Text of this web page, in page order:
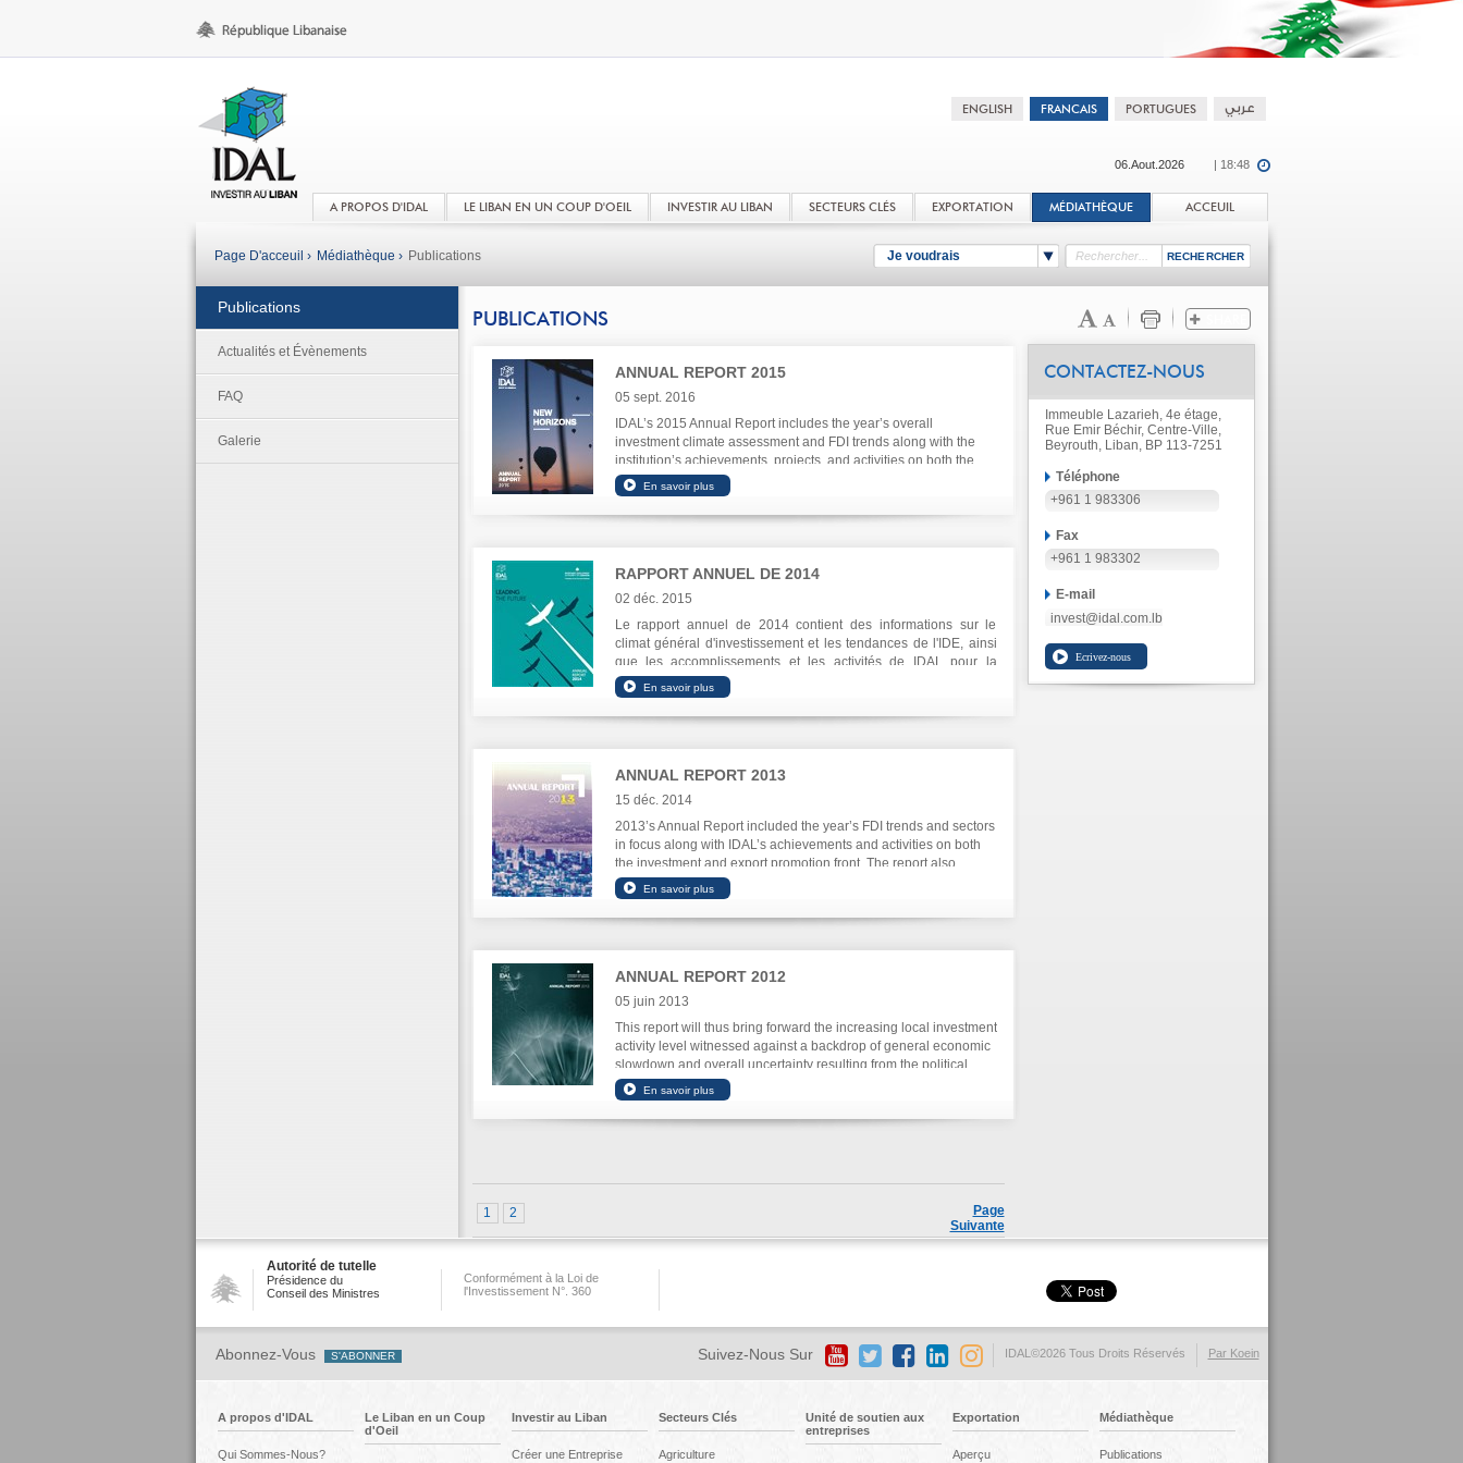
06.Aout.2026 | 18:48
A PROPOS D'IDAL LE LIBAN EN UN COUP D'OEIL INVESTIR AU LIBAN SECTEURS CLÉS EXPORTATION MÉDIATHÈQUE ACCEUIL
Je voudrais
Page D'acceuil › Médiathèque › Publications
Publications
Actualités et Évènements
FAQ
Galerie
PUBLICATIONS
ANNUAL REPORT 2015
05 sept. 2016
IDAL’s 2015 Annual Report includes the year’s overall
investment climate assessment and FDI trends along with the
institution’s achievements, projects, and activities on both the
investment and export promotion front.
RAPPORT ANNUEL DE 2014
02 déc. 2015
Le rapport annuel de 2014 contient des informations sur le
climat général d'investissement et les tendances de l'IDE, ainsi
que les accomplissements et les activités de IDAL pour la
promotion à la fois de l’investissement et des exports.
ANNUAL REPORT 2013
15 déc. 2014
2013’s Annual Report included the year’s FDI trends and sectors
in focus along with IDAL’s achievements and activities on both
the investment and export promotion front. The report also
focuses on IDAL’s digital communications leap.
ANNUAL REPORT 2012
05 juin 2013
This report will thus bring forward the increasing local investment
activity level witnessed against a backdrop of general economic
slowdown and overall uncertainty resulting from the political
turmoil in Syria.
Page
Suivante
1 2
CONTACTEZ-NOUS
Immeuble Lazarieh, 4e étage,
Rue Emir Béchir, Centre-Ville,
Beyrouth, Liban, BP 113-7251
Téléphone
+961 1 983306
Fax
+961 1 983302
E-mail
invest@idal.com.lb
Autorité de tutelle
Présidence du
Conseil des Ministres
Conformément à la Loi de
l'Investissement N°. 360
Par Koein
IDAL©2026 Tous Droits Réservés
Abonnez-Vous Suivez-Nous Sur
A propos d'IDAL
Qui Sommes-Nous?
Le Liban en un Coup
d'Oeil
Investir au Liban
Créer une Entreprise
Secteurs Clés
Agriculture
Unité de soutien aux
entreprises
Exportation
Aperçu
Médiathèque
Publications